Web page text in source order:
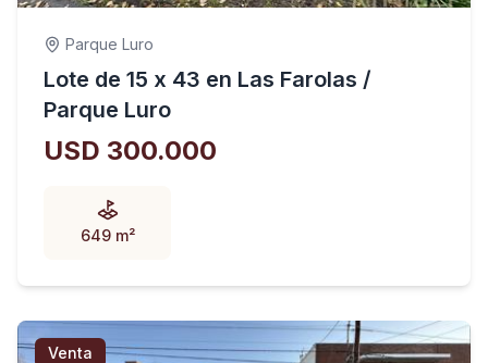
Parque Luro
Lote de 15 x 43 en Las Farolas /
Parque Luro
USD 300.000
649 m²
Venta